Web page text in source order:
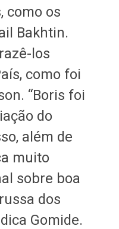
como os
Bakhtin.
los
como foi
“Boris foi
do
além de
muito
sobre boa
dos
Gomide.